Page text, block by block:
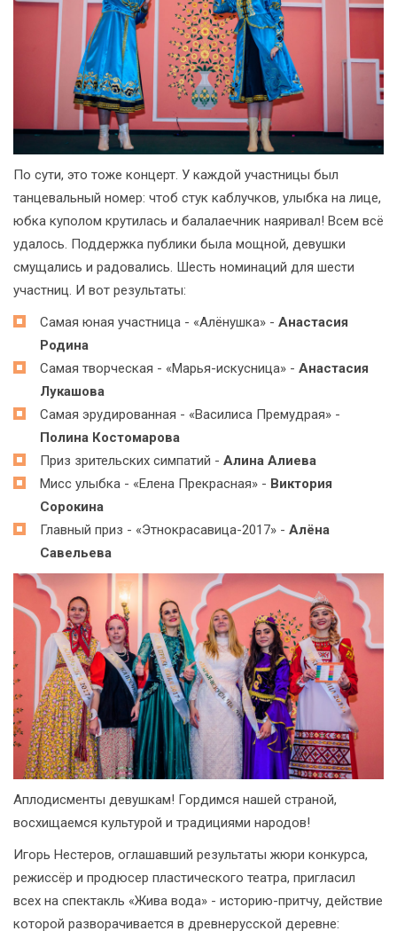
По сути, это тоже концерт. У каждой участницы был
танцевальный номер: чтоб стук каблучков, улыбка на лице,
юбка куполом крутилась и балалаечник наяривал! Всем всё
удалось. Поддержка публики была мощной, девушки
смущались и радовались. Шесть номинаций для шести
участниц. И вот результаты:
Самая юная участница - «Алёнушка» - Анастасия
Родина
Самая творческая - «Марья-искусница» - Анастасия
Лукашова
Самая эрудированная - «Василиса Премудрая» -
Полина Костомарова
Приз зрительских симпатий - Алина Алиева
Мисс улыбка - «Елена Прекрасная» - Виктория
Сорокина
Главный приз - «Этнокрасавица-2017» - Алёна
Савельева
Аплодисменты девушкам! Гордимся нашей страной,
восхищаемся культурой и традициями народов!
Игорь Нестеров, оглашавший результаты жюри конкурса,
режиссёр и продюсер пластического театра, пригласил
всех на спектакль «Жива вода» - историю-притчу, действие
которой разворачивается в древнерусской деревне: